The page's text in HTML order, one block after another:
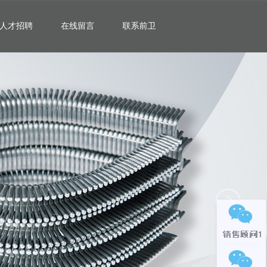
人才招聘 在线留言 联系前卫